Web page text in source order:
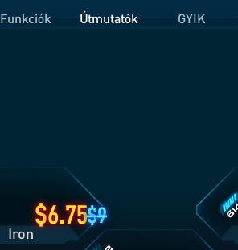
Funkciók Útmutatók GYIK
6.75 9
Iron